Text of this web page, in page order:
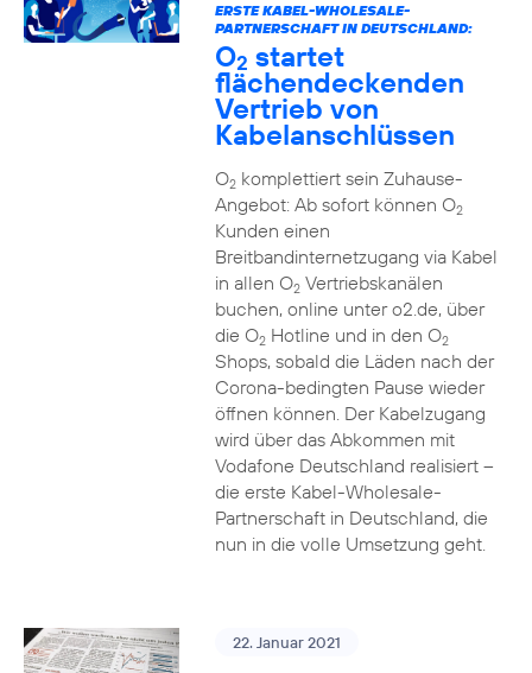
ERSTE KABEL-WHOLESALE-
PARTNERSCHAFT IN DEUTSCHLAND:
O2 startet
flächendeckenden
Vertrieb von
Kabelanschlüssen
O2komplettiert sein Zuhause-
Angebot: Ab sofort können O2
Kunden einen
Breitbandinternetzugang via Kabel
in allen O2Vertriebskanälen
buchen, online unter o2.de, über
die O2Hotline und in den O2
Shops, sobald die Läden nach der
Corona-bedingten Pause wieder
öffnen können. Der Kabelzugang
wird über das Abkommen mit
Vodafone Deutschland realisiert –
die erste Kabel-Wholesale-
Partnerschaft in Deutschland, die
nun in die volle Umsetzung geht.
22. Januar 2021